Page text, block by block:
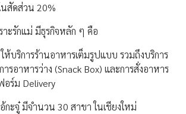
สัดส่วน 20%
ะรักแม่ มีธุรกิจหลัก ๆ คือ
ห้บริการร้านอาหารเต็มรูปแบบ รวมถึงบริการ
รอาหารว่าง (Snack Box) และการสั่งอาหาร
ร์ม Delivery
กะจู๋ มีจำนวน 30 สาขา ในเชียงใหม่